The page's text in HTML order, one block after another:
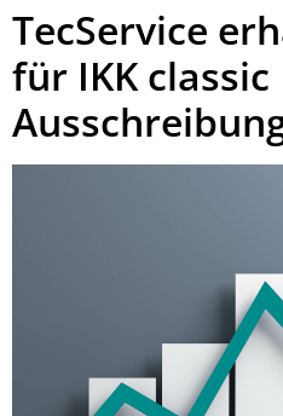
TecService
für IKK classic